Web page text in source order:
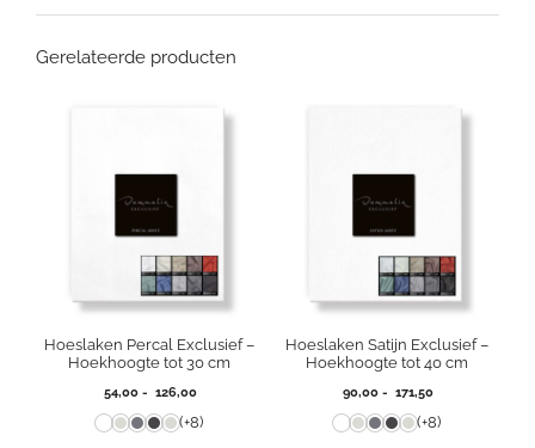
Gerelateerde producten
Hoeslaken Percal Exclusief –
Hoekhoogte tot 30 cm
54,00 - 126,00Prijsklasse:
tot
(+8)
Hoeslaken Satijn Exclusief –
Hoekhoogte tot 40 cm
90,00 - 171,50Prijsklasse:
tot
(+8)